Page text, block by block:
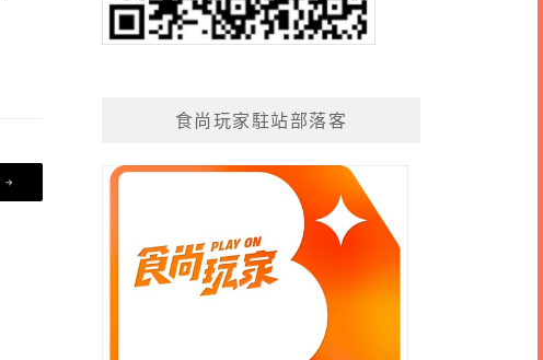
食尚玩家駐站部落客